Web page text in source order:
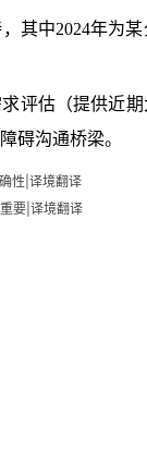
其中2024年为
评估（提供近
碍沟通桥梁。
性|译境翻译
要|译境翻译